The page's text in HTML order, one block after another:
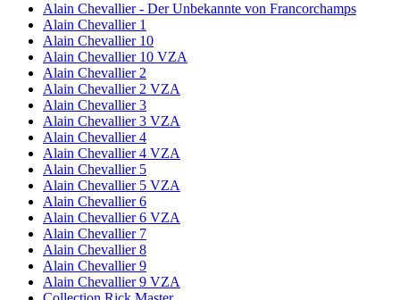
Alain Chevallier - Der Unbekannte von Francorchamps
Alain Chevallier 1
Alain Chevallier 10
Alain Chevallier 10 VZA
Alain Chevallier 2
Alain Chevallier 2 VZA
Alain Chevallier 3
Alain Chevallier 3 VZA
Alain Chevallier 4
Alain Chevallier 4 VZA
Alain Chevallier 5
Alain Chevallier 5 VZA
Alain Chevallier 6
Alain Chevallier 6 VZA
Alain Chevallier 7
Alain Chevallier 8
Alain Chevallier 9
Alain Chevallier 9 VZA